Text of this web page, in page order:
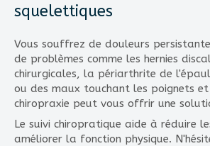
squelettiques
Vous souffrez de douleurs
de problèmes comme les hernies
chirurgicales, la périarthrite de
ou des maux touchant les poignets
chiropraxie peut vous offrir une
Le suivi chiropratique aide à réduire
améliorer la fonction physique.